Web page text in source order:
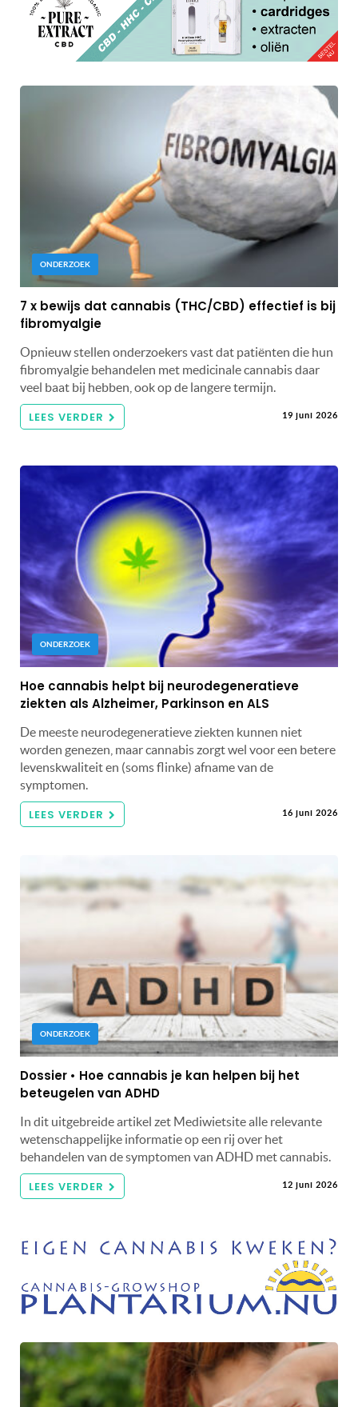
ONDERZOEK
7 x bewijs dat cannabis (THC/CBD) effectief is bij
fibromyalgie
Opnieuw stellen onderzoekers vast dat patiënten die hun
fibromyalgie behandelen met medicinale cannabis daar
veel baat bij hebben, ook op de langere termijn.
LEES VERDER 19 juni 2026
ONDERZOEK
Hoe cannabis helpt bij neurodegeneratieve
ziekten als Alzheimer, Parkinson en ALS
De meeste neurodegeneratieve ziekten kunnen niet
worden genezen, maar cannabis zorgt wel voor een betere
levenskwaliteit en (soms flinke) afname van de
symptomen.
LEES VERDER 16 juni 2026
ONDERZOEK
Dossier • Hoe cannabis je kan helpen bij het
beteugelen van ADHD
In dit uitgebreide artikel zet Mediwietsite alle relevante
wetenschappelijke informatie op een rij over het
behandelen van de symptomen van ADHD met cannabis.
LEES VERDER 12 juni 2026